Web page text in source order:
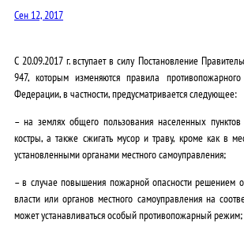
Сен 12, 2017
С 20.09.2017 г. вступает в силу Постановление
947, которым изменяются правила
Федерации, в частности, предусматривается следующее:
– на землях общего пользования населенных пунктов
костры, а также сжигать мусор и траву, кроме как в
установленными органами местного самоуправления;
– в случае повышения пожарной опасности решением
власти или органов местного самоуправления на
может устанавливаться особый противопожарный режим;